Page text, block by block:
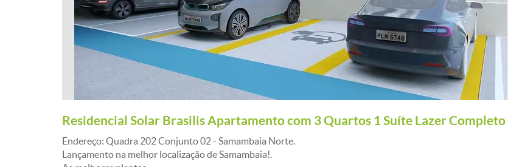
Residencial Solar Brasilis Apartamento com 3 Quartos 1 Suíte Lazer Completo
Endereço: Quadra 202 Conjunto 02 - Samambaia Norte.
Lançamento na melhor localização de Samambaia!.